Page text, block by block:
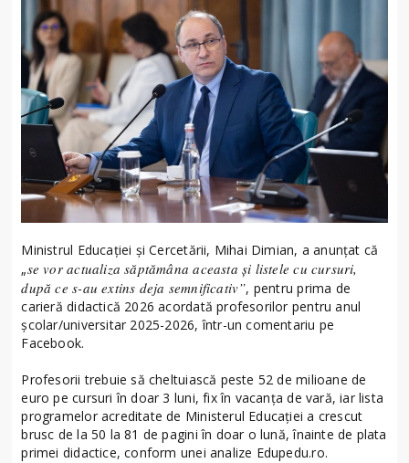
Ministrul Educației și Cercetării, Mihai Dimian, a anunțat că
„se vor actualiza săptămâna aceasta și listele cu cursuri,
după ce s-au extins deja semnificativ”, pentru prima de
carieră didactică 2026 acordată profesorilor pentru anul
școlar/universitar 2025-2026, într-un comentariu pe
Facebook.
Profesorii trebuie să cheltuiască peste 52 de milioane de
euro pe cursuri în doar 3 luni, fix în vacanța de vară, iar lista
programelor acreditate de Ministerul Educației a crescut
brusc de la 50 la 81 de pagini în doar o lună, înainte de plata
primei didactice, conform unei analize Edupedu.ro.